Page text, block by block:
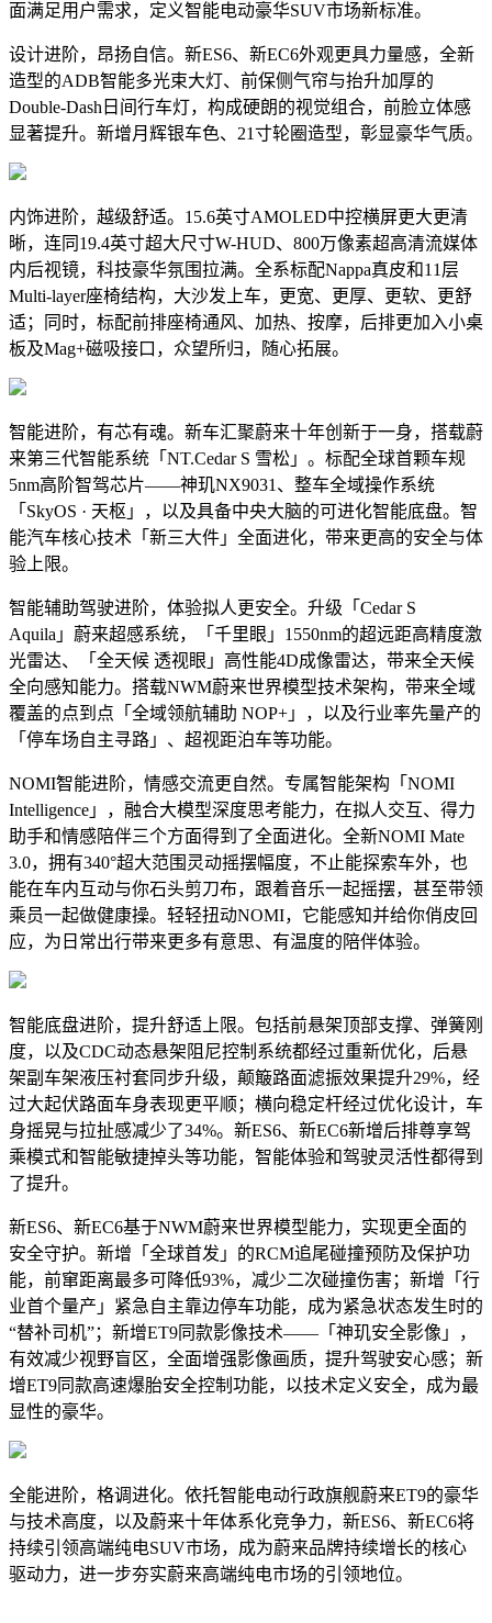
面满足用户需求，定义智能电动豪华SUV市场新标准。
设计进阶，昂扬自信。新ES6、新EC6外观更具力量感，全新
造型的ADB智能多光束大灯、前保侧气帘与抬升加厚的
Double-Dash日间行车灯，构成硬朗的视觉组合，前脸立体感
显著提升。新增月辉银车色、21寸轮圈造型，彰显豪华气质。
内饰进阶，越级舒适。15.6英寸AMOLED中控横屏更大更清
晰，连同19.4英寸超大尺寸W-HUD、800万像素超高清流媒体
内后视镜，科技豪华氛围拉满。全系标配Nappa真皮和11层
Multi-layer座椅结构，大沙发上车，更宽、更厚、更软、更舒
适；同时，标配前排座椅通风、加热、按摩，后排更加入小桌
板及Mag+磁吸接口，众望所归，随心拓展。
智能进阶，有芯有魂。新车汇聚蔚来十年创新于一身，搭载蔚
来第三代智能系统「NT.Cedar S 雪松」。标配全球首颗车规
5nm高阶智驾芯片——神玑NX9031、整车全域操作系统
「SkyOS · 天枢」，以及具备中央大脑的可进化智能底盘。智
能汽车核心技术「新三大件」全面进化，带来更高的安全与体
验上限。
智能辅助驾驶进阶，体验拟人更安全。升级「Cedar S
Aquila」蔚来超感系统，「千里眼」1550nm的超远距高精度激
光雷达、「全天候 透视眼」高性能4D成像雷达，带来全天候
全向感知能力。搭载NWM蔚来世界模型技术架构，带来全域
覆盖的点到点「全域领航辅助 NOP+」，以及行业率先量产的
「停车场自主寻路」、超视距泊车等功能。
NOMI智能进阶，情感交流更自然。专属智能架构「NOMI
Intelligence」，融合大模型深度思考能力，在拟人交互、得力
助手和情感陪伴三个方面得到了全面进化。全新NOMI Mate
3.0，拥有340°超大范围灵动摇摆幅度，不止能探索车外，也
能在车内互动与你石头剪刀布，跟着音乐一起摇摆，甚至带领
乘员一起做健康操。轻轻扭动NOMI，它能感知并给你俏皮回
应，为日常出行带来更多有意思、有温度的陪伴体验。
智能底盘进阶，提升舒适上限。包括前悬架顶部支撑、弹簧刚
度，以及CDC动态悬架阻尼控制系统都经过重新优化，后悬
架副车架液压衬套同步升级，颠簸路面滤振效果提升29%，经
过大起伏路面车身表现更平顺；横向稳定杆经过优化设计，车
身摇晃与拉扯感减少了34%。新ES6、新EC6新增后排尊享驾
乘模式和智能敏捷掉头等功能，智能体验和驾驶灵活性都得到
了提升。
新ES6、新EC6基于NWM蔚来世界模型能力，实现更全面的
安全守护。新增「全球首发」的RCM追尾碰撞预防及保护功
能，前窜距离最多可降低93%，减少二次碰撞伤害；新增「行
业首个量产」紧急自主靠边停车功能，成为紧急状态发生时的
“替补司机”；新增ET9同款影像技术——「神玑安全影像」，
有效减少视野盲区，全面增强影像画质，提升驾驶安心感；新
增ET9同款高速爆胎安全控制功能，以技术定义安全，成为最
显性的豪华。
全能进阶，格调进化。依托智能电动行政旗舰蔚来ET9的豪华
与技术高度，以及蔚来十年体系化竞争力，新ES6、新EC6将
持续引领高端纯电SUV市场，成为蔚来品牌持续增长的核心
驱动力，进一步夯实蔚来高端纯电市场的引领地位。